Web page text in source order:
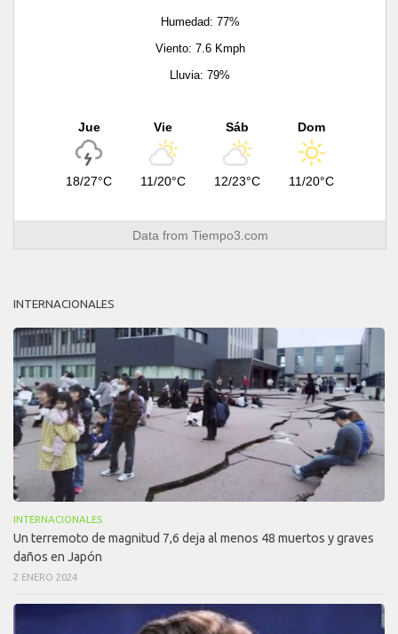
Humedad: 77%
Viento: 7.6 Kmph
Lluvia: 79%
Jue
18/27°C
Vie
11/20°C
Sáb
12/23°C
Dom
11/20°C
Data from Tiempo3.com
INTERNACIONALES
INTERNACIONALES
Un terremoto de magnitud 7,6 deja al menos 48 muertos y graves
daños en Japón
2 ENERO 2024